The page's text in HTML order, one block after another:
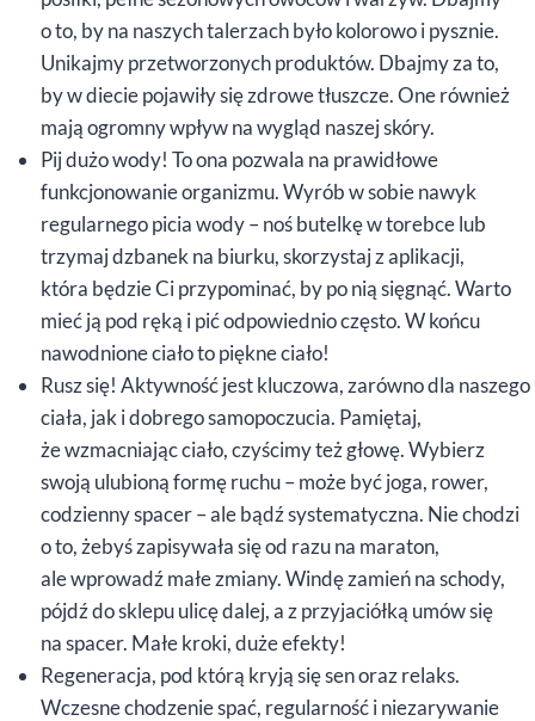
o to, by na naszych talerzach było kolorowo i pysznie.
Unikajmy przetworzonych produktów. Dbajmy za to,
by w diecie pojawiły się zdrowe tłuszcze. One również
mają ogromny wpływ na wygląd naszej skóry.
Pij dużo wody! To ona pozwala na prawidłowe
funkcjonowanie organizmu. Wyrób w sobie nawyk
regularnego picia wody – noś butelkę w torebce lub
trzymaj dzbanek na biurku, skorzystaj z aplikacji,
która będzie Ci przypominać, by po nią sięgnąć. Warto
mieć ją pod ręką i pić odpowiednio często. W końcu
nawodnione ciało to piękne ciało!
Rusz się! Aktywność jest kluczowa, zarówno dla naszego
ciała, jak i dobrego samopoczucia. Pamiętaj,
że wzmacniając ciało, czyścimy też głowę. Wybierz
swoją ulubioną formę ruchu – może być joga, rower,
codzienny spacer – ale bądź systematyczna. Nie chodzi
o to, żebyś zapisywała się od razu na maraton,
ale wprowadź małe zmiany. Windę zamień na schody,
pójdź do sklepu ulicę dalej, a z przyjaciółką umów się
na spacer. Małe kroki, duże efekty!
Regeneracja, pod którą kryją się sen oraz relaks.
Wczesne chodzenie spać, regularność i niezarywanie